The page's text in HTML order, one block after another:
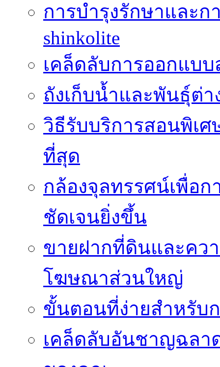
การบำรุงรักษาและ
shinkolite
เคล็ดลับการออกแบ
ถังเก็บน้ำและพันธุ์ต่า
วิธีรับบริการสอนพิเ
ที่สุด
กล้องจุลทรรศน์เพื่อ
ชัดเจนยิ่งขึ้น
ขายฝากที่ดินและคว
โฆษณาส่วนใหญ่
ขั้นตอนที่ง่ายสำหรับ
เคล็ดลับอันชาญฉลา